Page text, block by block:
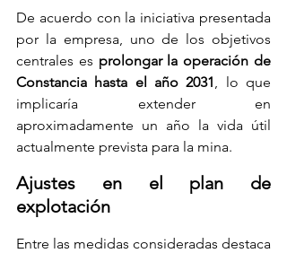
De acuerdo con la iniciativa presentada
por la empresa, uno de los objetivos
centrales es prolongar la operación de
Constancia hasta el año 2031
, lo que
implicaría extender en
aproximadamente un año la vida útil
actualmente prevista para la mina.
Ajustes en el plan de
explotación
Entre las medidas consideradas destaca